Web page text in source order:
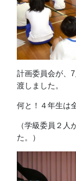
計画委員会が、
渡しました。
何と！４年生は
（学級委員２人
た。）